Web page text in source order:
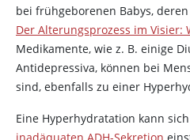
bei frühgeborenen Babys,
Der Alterungsprozess im Visier:
Medikamente, wie z. B. einige
Antidepressiva, können bei
sind, ebenfalls zu einer
Eine Hyperhydratation kann